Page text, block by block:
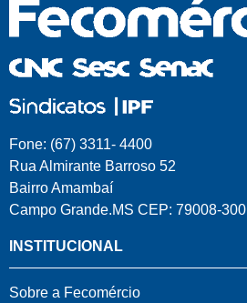
Fone: (67) 3311- 4400
Rua Almirante Barroso 52
Bairro Amambaí
Campo Grande.MS CEP: 79008-300
INSTITUCIONAL
Sobre a Fecomércio